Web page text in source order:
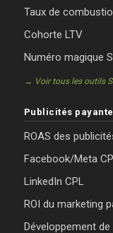
Taux de
Cohorte LTV
Numéro magique
→ Voir tous les outils
Publicités
ROAS des
Facebook/Meta
LinkedIn CPL
ROI du marketing
Développement